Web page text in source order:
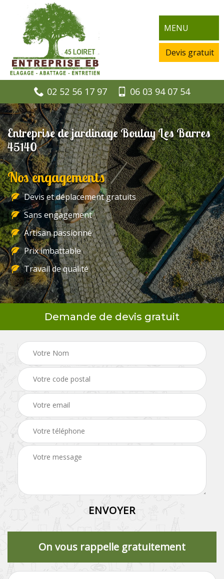
MENU
Devis gratuit
02 52 56 17 97 06 03 94 07 54
Entreprise de jardinage Boulay Les Barres
45140
Nos engagements
Devis et déplacement gratuits
Sans engagement
Artisan passionné
Prix imbattable
Travail de qualité
Demande de devis gratuit
On vous rappelle gratuitement